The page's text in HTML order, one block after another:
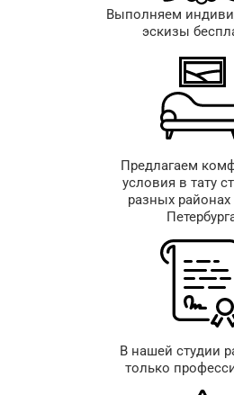
Выполняем
эскизы
Предлагаем
условия в тату
разных районах
В нашей студии
только